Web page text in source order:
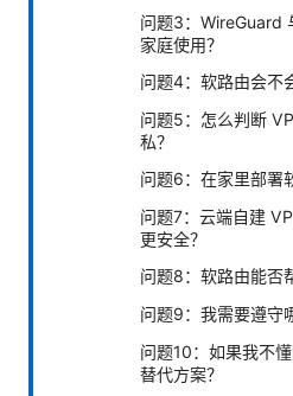
问题3：WireGuard
家庭使用？
问题4：软路由会不
问题5：怎么判断
私？
问题6：在家里部署
问题7：云端自建
更安全？
问题8：软路由能否
问题9：我需要遵守
问题10：如果我不
替代方案？